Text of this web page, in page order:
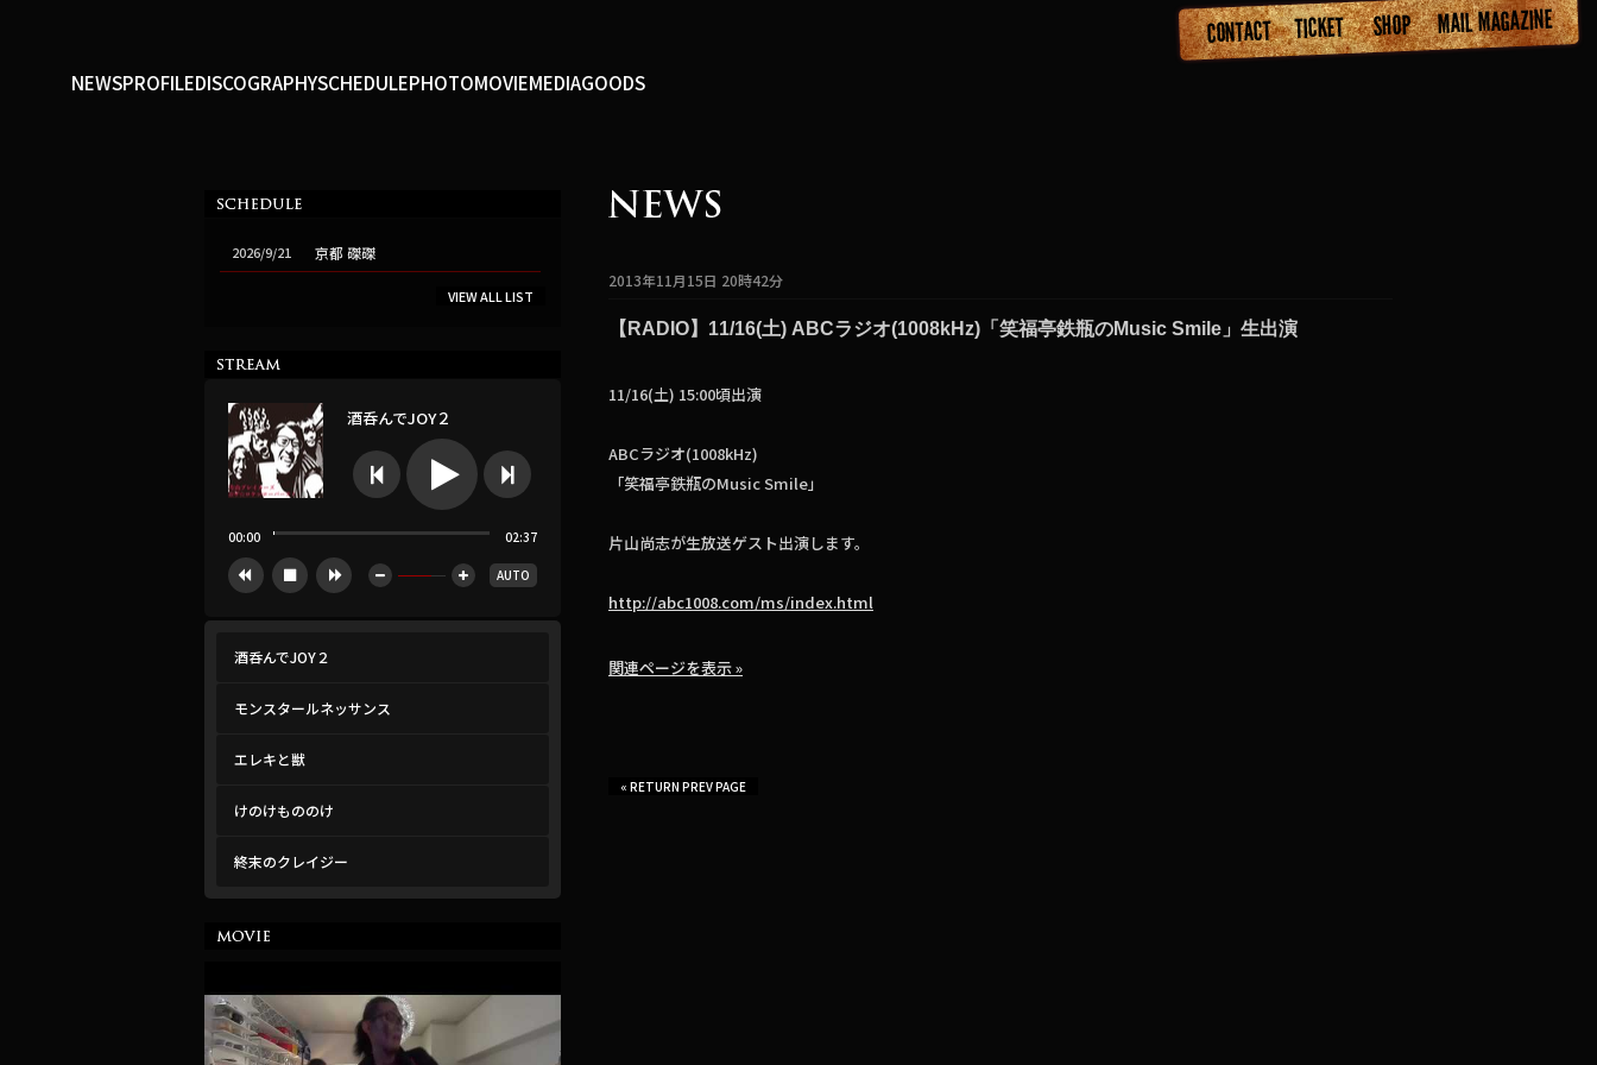
NEWSPROFILEDISCOGRAPHYSCHEDULEPHOTOMOVIEMEDIAGOODS
京都 磔磔
2026/9/21
VIEW ALL LIST
酒呑んでJOY２
 

00:00 02:37

 
 AUTO
酒呑んでJOY２
モンスタールネッサンス
エレキと獣
けのけもののけ
終末のクレイジー
2013年11月15日 20時42分
【RADIO】11/16(土) ABCラジオ(1008kHz)「笑福亭鉄瓶のMusic Smile」生出演
11/16(土) 15:00頃出演
ABCラジオ(1008kHz)
「笑福亭鉄瓶のMusic Smile」
片山尚志が生放送ゲスト出演します。
http://abc1008.com/ms/index.html
関連ページを表示 »
« RETURN PREV PAGE